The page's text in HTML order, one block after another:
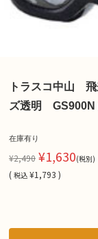
トラスコ中山
ズ透明 GS900N
在庫有り
¥2,490 ¥1,630(税別)
( 税込 ¥1,793 )